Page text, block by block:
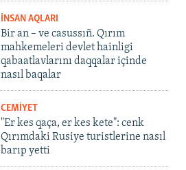
İNSAN AQLARI
Bir an – ve casussıñ. Qırım
mahkemeleri devlet hainligi
qabaatlavlarını daqqalar içinde
nasıl baqalar
CEMİYET
"Er kes qaça, er kes kete": cenk
Qırımdaki Rusiye turistlerine nasıl
barıp yetti